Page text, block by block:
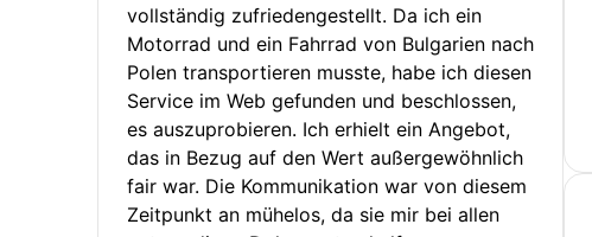
vollständig zufriedengestellt. Da ich ein
Motorrad und ein Fahrrad von Bulgarien nach
Polen transportieren musste, habe ich diesen
Service im Web gefunden und beschlossen,
es auszuprobieren. Ich erhielt ein Angebot,
das in Bezug auf den Wert außergewöhnlich
fair war. Die Kommunikation war von diesem
Zeitpunkt an mühelos, da sie mir bei allen